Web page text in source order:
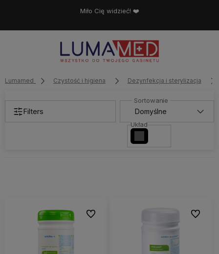
Miło Cię widzieć! ❤️
Lumamed Czystość i higiena Dezynfekcja i sterylizacja
Filters
Układ
Do ulubionych Do